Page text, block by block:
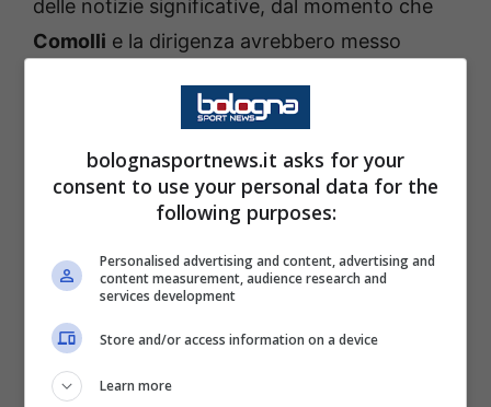
delle notizie significative, dal momento che
Comolli e la dirigenza avrebbero messo
30 milioni di euro. E per il quale si
sessione di gennaio. Andiamo a vedere le
ultime notizie che arrivano in tal senso.
Juventus, occhi in casa Parma:
nome nuovo da consegnare a
Tudor
bolognasportnews.it asks for your
consent to use your personal data for the
following purposes:
Personalised advertising and content, advertising and
content measurement, audience research and
services development
Store and/or access information on a device
Learn more